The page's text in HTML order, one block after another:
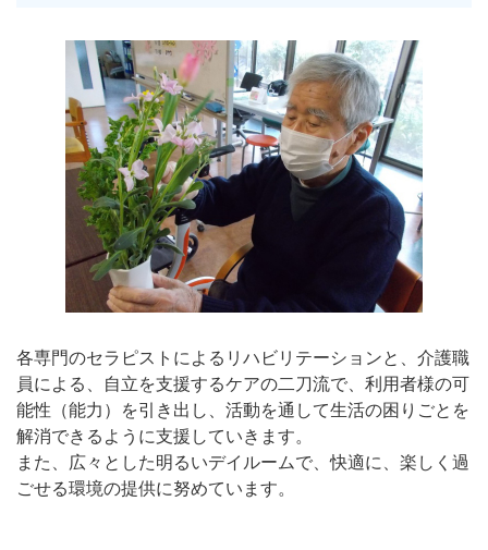
各専門のセラピストによるリハビリテーションと、介護職
員による、自立を支援するケアの二刀流で、利用者様の可
能性（能力）を引き出し、活動を通して生活の困りごとを
解消できるように支援していきます。
また、広々とした明るいデイルームで、快適に、楽しく過
ごせる環境の提供に努めています。